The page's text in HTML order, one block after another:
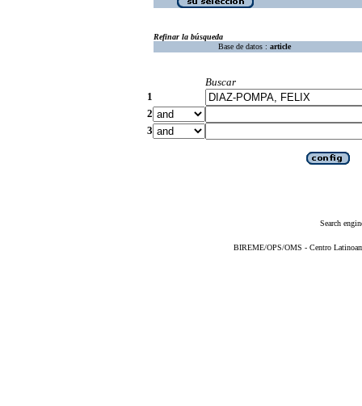
Refinar la búsqueda
Base de datos : article
Buscar
1
2
3
Search
BIREME/OPS/OMS - Centro